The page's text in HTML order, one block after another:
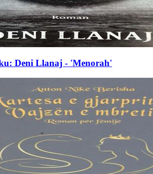
Deni Llanaj - 'Menorah'